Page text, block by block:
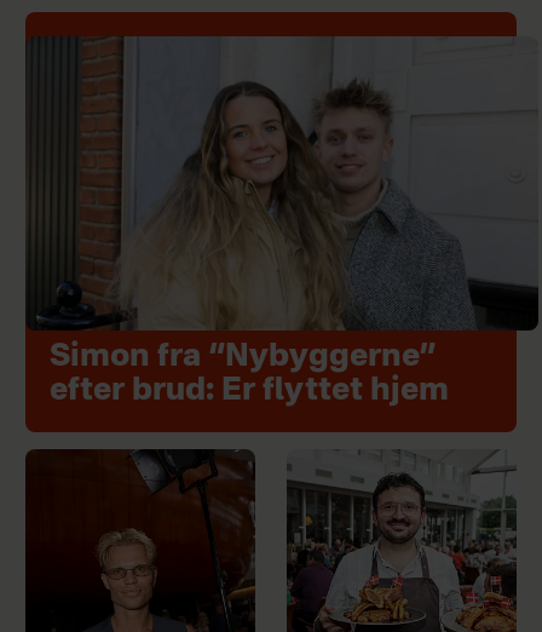
Simon fra “Nybyggerne”
efter brud: Er flyttet hjem